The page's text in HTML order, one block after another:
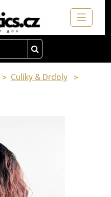
Culíky & Drdoly